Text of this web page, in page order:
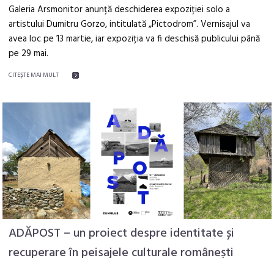
Galeria Arsmonitor anunță deschiderea expoziției solo a
artistului Dumitru Gorzo, intitulată „Pictodrom”. Vernisajul va
avea loc pe 13 martie, iar expoziția va fi deschisă publicului până
pe 29 mai.
CITEŞTE MAI MULT
ADĂPOST – un proiect despre identitate și
recuperare în peisajele culturale românești